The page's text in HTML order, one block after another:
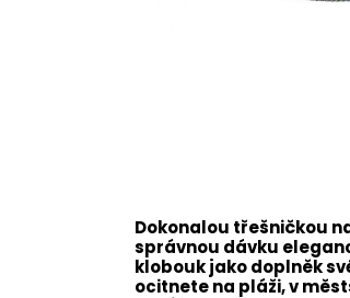
Dokonalou třešničkou
správnou dávku
klobouk jako doplněk
ocitnete na pláži, v